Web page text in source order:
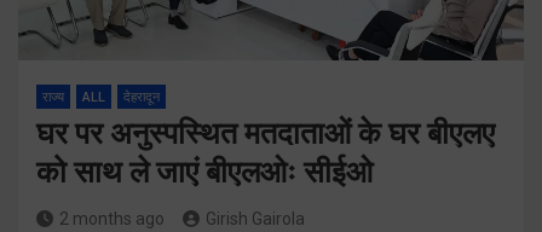
राज्य ALL देहरादून
घर पर अनुस्पस्थित मतदाताओं के घर बीएलए
को साथ ले जाएं बीएलओः सीईओ
2 months ago Girish Gairola